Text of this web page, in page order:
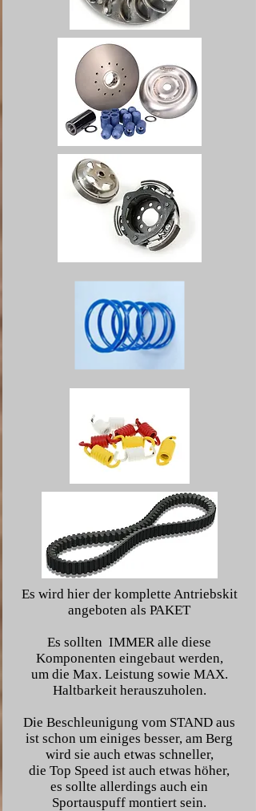
Es wird hier der komplette Antriebskit
angeboten als PAKET
Es sollten IMMER alle diese
Komponenten eingebaut werden,
um die Max. Leistung sowie MAX.
Haltbarkeit herauszuholen.
Die Beschleunigung vom STAND aus
ist schon um einiges besser, am Berg
wird sie auch etwas schneller,
die Top Speed ist auch etwas höher,
es sollte allerdings auch ein
Sportauspuff montiert sein.